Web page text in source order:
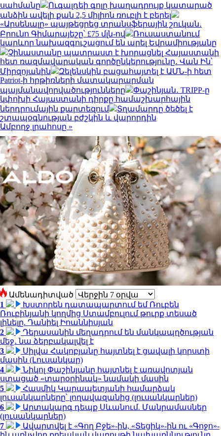
սահմանը
Ուգալդեի գոլը խաղադրույք կատարած
անձին ավելի քան 2,5 միլիոն ռուբլի է բերել
«Արսենալը» պայթեցրեց տրանսֆերային շուկան․
Բրունո Գիմարայեշը՝ £75 մլն-ով
Ռուսաստանում
կարևոր նախազգուշացում են արել Եվրամիությանը
Չինաստանը պատրաստ է խորացնել Հայաստանի
հետ ռազմավարական գործընկերությունը․ Վան Ին՝
Միրզոյանին
Զելենսկին բացահայտել է ԱՄՆ-ի հետ
Patriot-ի հրթիռների մատակարարման
պայմանավորվածությունները
Փաշինյան․ TRIPP-ը
կփոխի Հայաստանի դիրքը համաշխարհային
ներդրումային քարտեզում
Տղամարդը ծեծել է
շտապօգնության բժշկին և վարորդին
Ամբողջ լրահոսը »
Ամենադիտված
1
Խստորեն դատապարտում եմ Ռուբեն
Ռուբինյանի կողմից Ստամբուլում թուրք տեսած
լինելը. Դանիել Իոաննիսյան
2
Դերասանին մեղադրում են մանկապղծության
մեջ․ նա ձերբակալվել է
3
Սիլվա Հակոբյանը հայտնել է ցավալի կորստի
մասին (Լուսանկար)
4
Նիկոլ Փաշինյանը հայտնել է առավոտյան
ստացած «տարօրինակ» նամակի մասին
5
Հասմիկ Կարապետյանի համարձակ
լուսանկարները՝ լողավազանից (լուսանկարներ)
6
Արտակարգ դեպք Սևանում. Մանրամասներ
(լուսանկարներ)
7
Ավարտվել է «Գող Բջե»-ին, «Տեցիկ»-ին ու «Գոջո»-